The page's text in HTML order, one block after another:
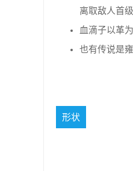
离取敌人首级
血滴子以革
也有传说是
形状